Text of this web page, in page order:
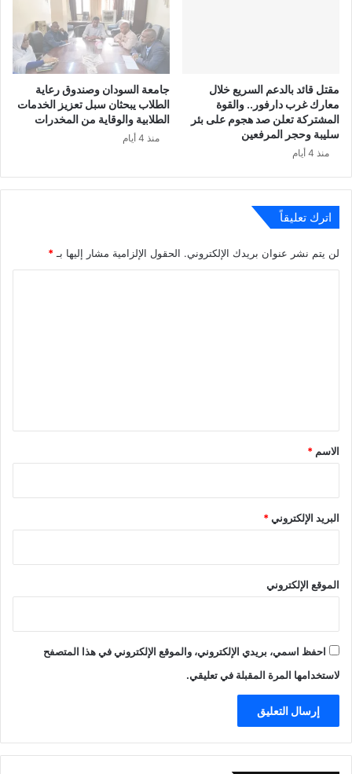
مقتل قائد بالدعم السريع خلال
معارك غرب دارفور.. والقوة
المشتركة تعلن صد هجوم على بئر
سليبة وحجر المرفعين
منذ 4 أيام
جامعة السودان وصندوق رعاية
الطلاب يبحثان سبل تعزيز الخدمات
الطلابية والوقاية من المخدرات
منذ 4 أيام
اترك تعليقاً
لن يتم نشر عنوان بريدك الإلكتروني. الحقول الإلزامية مشار إليها بـ*
*
الاسم *
البريد الإلكتروني*
الموقع الإلكتروني
احفظ اسمي، بريدي الإلكتروني، والموقع الإلكتروني في هذا المتصفح
لاستخدامها المرة المقبلة في تعليقي.